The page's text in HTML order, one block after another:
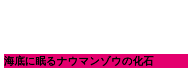
海底に眠るナウマンゾウの化石